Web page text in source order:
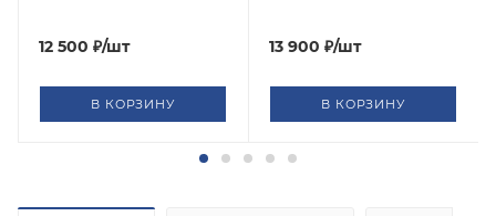
12 500 ₽/шт
В КОРЗИНУ
13 900 ₽/шт
В КОРЗИНУ